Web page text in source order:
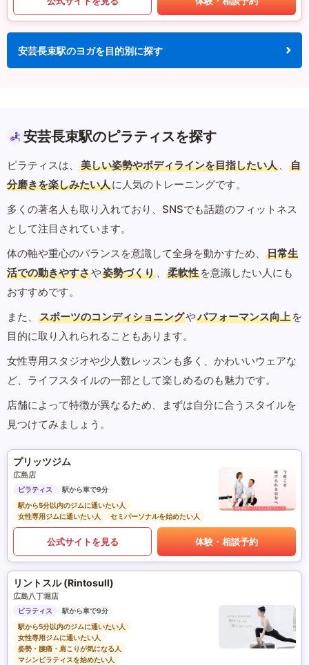
安芸長束駅のヨガを目的別に探す
安芸長束駅のピラティスを探す
ピラティスは、 美しい姿勢やボディラインを目指したい人 、
自
分磨きを楽しみたい人に人気のトレーニングです。
多くの著名人も取り入れており、SNSでも話題のフィットネス
として注目されています。
体の軸や重心のバランスを意識して全身を動かすため、
日常生
活での動きやすさや姿勢づくり 、 柔軟性 を意識したい人にも
おすすめです。
また、
スポーツのコンディショニングやパフォーマンス向上 を
目的に取り入れられることもあります。
女性専用スタジオや少人数レッスンも多く、かわいいウェアな
ど、ライフスタイルの一部として楽しめるのも魅力です。
店舗によって特徴が異なるため、まずは自分に合うスタイルを
見つけてみましょう。
プリッツジム
広島店
ピラティス
駅から車で9分
駅から5分以内のジムに通いたい人
女性専用ジムに通いたい人
セミパーソナルを始めたい人
公式サイトを見る 体験・相談予約
リントスル (Rintosull)
広島八丁堀店
ピラティス
駅から車で9分
駅から5分以内のジムに通いたい人
女性専用ジムに通いたい人
姿勢・腰痛・肩こりが気になる人
マシンピラティスを始めたい人